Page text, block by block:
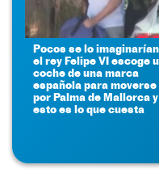
Pocos se lo
el rey Felipe VI escoge
coche de una marca
española para moverse
por Palma de Mallorca y
esto es lo que cuesta